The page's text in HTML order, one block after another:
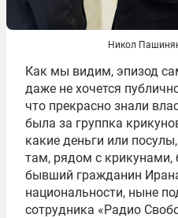
Никол
Как мы видим, эпизод
даже не хочется
что прекрасно знали
была за группка
какие деньги или
там, рядом с крикунами,
бывший гражданин
национальности, ныне
сотрудника «Радио